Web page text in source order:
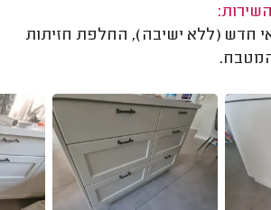
חדש (ללא ישיבה), החלפת חזיתות